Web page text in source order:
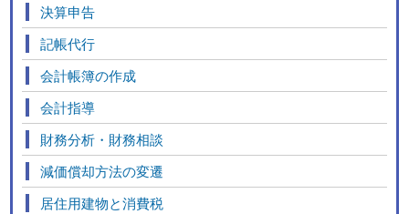
決算申告
記帳代行
会計帳簿の作成
会計指導
財務分析・財務相談
減価償却方法の変遷
居住用建物と消費税